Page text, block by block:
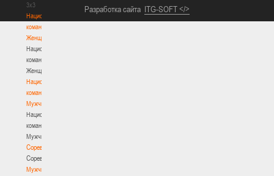
3х3
Национальная
команда.
Женщины
Национальная
команда.
Женщины
Национальная
команда.
Мужчины
Национальная
команда.
Мужчины
Соревнования
Соревнования
Мужчины
Разработка сайта ITG-SOFT </>